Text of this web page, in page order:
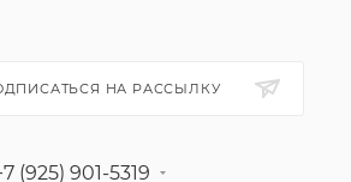
НА РАССЫЛКУ
(925) 901-5319